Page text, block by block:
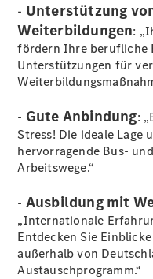
Der
GLA
GLA
EQA –
EQS
G-
- Unterstützung
Weiterbildungen:
fördern Ihre berufliche
Unterstützungen für
- Gute Anbindung:
Stress! Die ideale Lage
hervorragende Bus-
Arbeitswege.“
- Ausbildung mit
„Internationale
Entdecken Sie
außerhalb von
Austauschprogramm.“